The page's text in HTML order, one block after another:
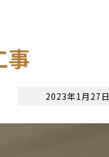
事
2023年1月27日